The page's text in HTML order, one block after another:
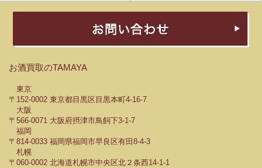
お酒買取のTAMAYA
東京
〒152-0002 東京都目黒区目黒本町4-16-7
大阪
〒566-0071 大阪府摂津市鳥飼下3-1-7
福岡
〒814-0033 福岡県福岡市早良区有田8-4-3
札幌
〒060-0002 北海道札幌市中央区北２条西14-1-1